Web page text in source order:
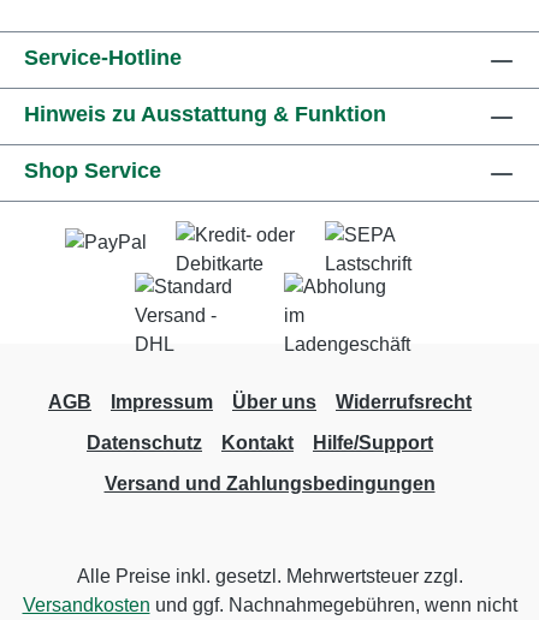
Service-Hotline
Hinweis zu Ausstattung & Funktion
Shop Service
AGB Impressum Über uns
Widerrufsrecht
Datenschutz
Kontakt
Hilfe/Support
Versand und Zahlungsbedingungen
Alle Preise inkl. gesetzl. Mehrwertsteuer zzgl.
Versandkosten und ggf. Nachnahmegebühren, wenn nicht